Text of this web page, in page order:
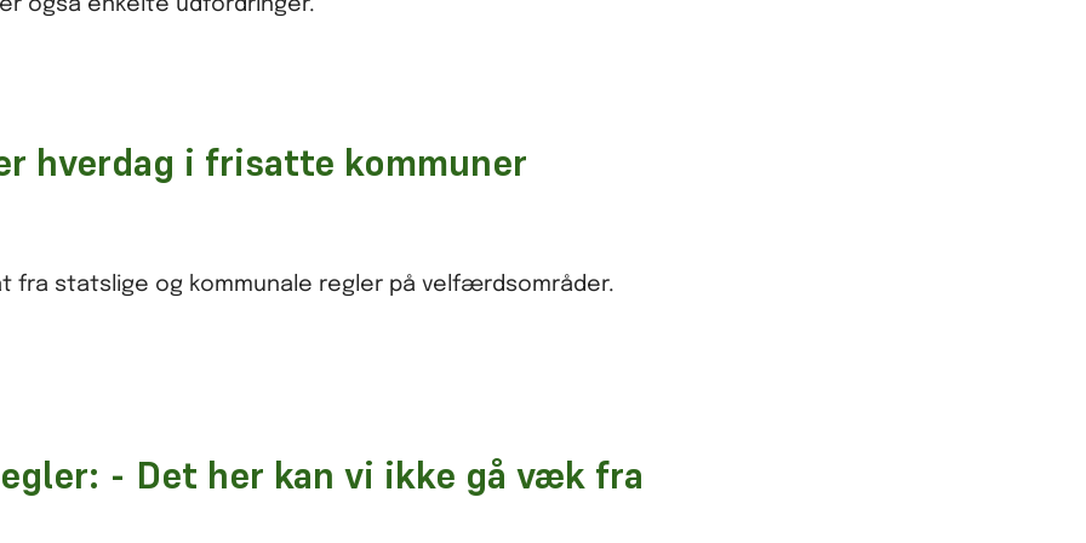
hverdag i frisatte kommuner
fra statslige og kommunale regler på velfærdsområder.
- Det her kan vi ikke gå væk fra